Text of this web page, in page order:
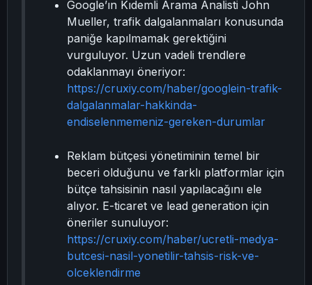
Google’ın Kıdemli Arama Analisti John
Mueller, trafik dalgalanmaları konusunda
paniğe kapılmamak gerektiğini
vurguluyor. Uzun vadeli trendlere
odaklanmayı öneriyor:
https://cruxiy.com/haber/googlein-trafik-
dalgalanmalar-hakkinda-
endiselenmemeniz-gereken-durumlar
Reklam bütçesi yönetiminin temel bir
beceri olduğunu ve farklı platformlar için
bütçe tahsisinin nasıl yapılacağını ele
alıyor. E-ticaret ve lead generation için
öneriler sunuluyor:
https://cruxiy.com/haber/ucretli-medya-
butcesi-nasil-yonetilir-tahsis-risk-ve-
olceklendirme